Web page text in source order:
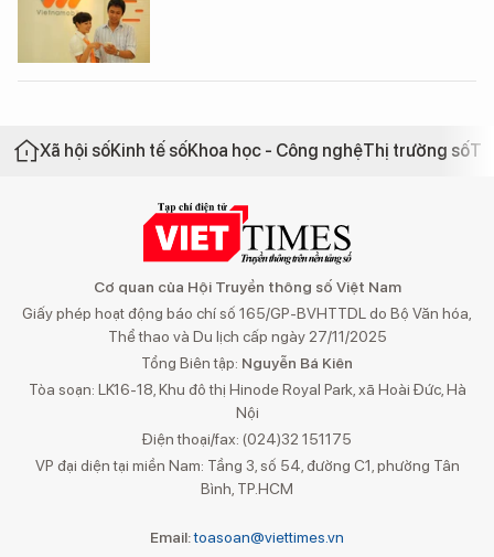
Xã hội sốKinh tế sốKhoa học - Công nghệThị trường số
Cơ quan của Hội Truyền thông số Việt Nam
Giấy phép hoạt động báo chí số 165/GP-BVHTTDL do Bộ Văn hóa,
Thể thao và Du lịch cấp ngày 27/11/2025
Tổng Biên tập: Nguyễn Bá Kiên
Tòa soạn: LK16-18, Khu đô thị Hinode Royal Park, xã Hoài Đức, Hà
Nội
Điện thoại/fax: (024)32 151175
VP đại diện tại miền Nam: Tầng 3, số 54, đường C1, phường Tân
Bình, TP.HCM
Email:toasoan@viettimes.vn